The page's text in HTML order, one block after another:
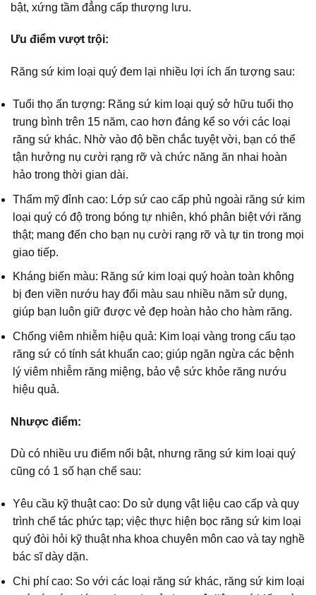
bật, xứng tầm đẳng cấp thượng lưu.
Ưu điểm vượt trội:
Răng sứ kim loại quý đem lại nhiều lợi ích ấn tượng sau:
Tuổi thọ ấn tượng: Răng sứ kim loại quý sở hữu tuổi thọ
trung bình trên 15 năm, cao hơn đáng kể so với các loại
răng sứ khác. Nhờ vào độ bền chắc tuyệt vời, bạn có thể
tận hưởng nụ cười rạng rỡ và chức năng ăn nhai hoàn
hảo trong thời gian dài.
Thẩm mỹ đỉnh cao: Lớp sứ cao cấp phủ ngoài răng sứ kim
loại quý có độ trong bóng tự nhiên, khó phân biệt với răng
thật; mang đến cho bạn nụ cười rạng rỡ và tự tin trong mọi
giao tiếp.
Kháng biến màu: Răng sứ kim loại quý hoàn toàn không
bị đen viền nướu hay đổi màu sau nhiều năm sử dụng,
giúp bạn luôn giữ được vẻ đẹp hoàn hảo cho hàm răng.
Chống viêm nhiễm hiệu quả: Kim loại vàng trong cấu tạo
răng sứ có tính sát khuẩn cao; giúp ngăn ngừa các bệnh
lý viêm nhiễm răng miệng, bảo vệ sức khỏe răng nướu
hiệu quả.
Nhược điểm:
Dù có nhiều ưu điểm nổi bật, nhưng răng sứ kim loại quý
cũng có 1 số hạn chế sau:
Yêu cầu kỹ thuật cao: Do sử dụng vật liệu cao cấp và quy
trình chế tác phức tạp; việc thực hiện bọc răng sứ kim loại
quý đòi hỏi kỹ thuật nha khoa chuyên môn cao và tay nghề
bác sĩ dày dặn.
Chi phí cao: So với các loại răng sứ khác, răng sứ kim loại